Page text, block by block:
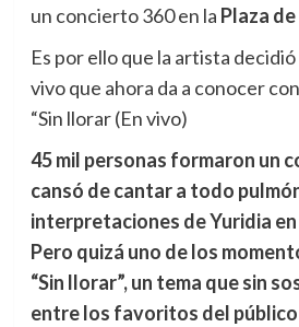
un concierto 360 en la Plaza
Es por ello que la artista
vivo que ahora da a conocer
“Sin llorar (En vivo)
45 mil personas formaron un
cansó de cantar a todo
interpretaciones de Yuridia
Pero quizá uno de los
“Sin llorar”, un tema que sin
entre los favoritos del